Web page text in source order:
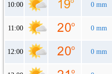
10:00 0 mm
11:00 0 mm
12:00 0 mm